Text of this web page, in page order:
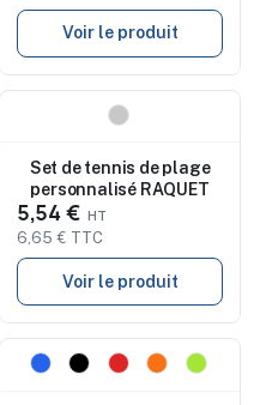
Voir le produit
Set de tennis de plage
personnalisé RAQUET
5,54 €
6,65 € TTC
Voir le produit
Nouveau